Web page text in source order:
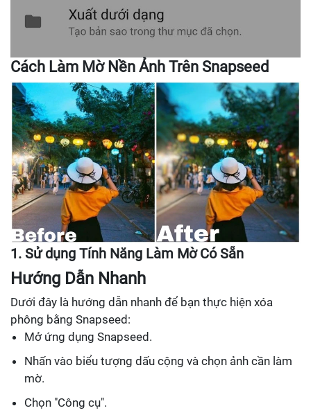
Cách Làm Mờ Nền Ảnh Trên Snapseed
1. Sử dụng Tính Năng Làm Mờ Có Sẵn
Hướng Dẫn Nhanh
Dưới đây là hướng dẫn nhanh để bạn thực hiện xóa
phông bằng Snapseed:
Mở ứng dụng Snapseed.
Nhấn vào biểu tượng dấu cộng và chọn ảnh cần làm
mờ.
Chọn "Công cụ".